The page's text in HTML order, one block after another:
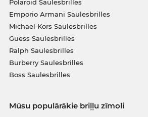
Polaroid Saulesbrilles
Emporio Armani Saulesbrilles
Michael Kors Saulesbrilles
Guess Saulesbrilles
Ralph Saulesbrilles
Burberry Saulesbrilles
Boss Saulesbrilles
Mūsu populārākie briļļu zīmoli